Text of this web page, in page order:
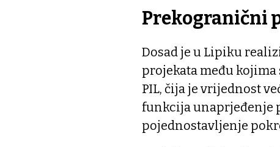
Prekogranični
Dosad je u Lipiku
projekata među
PIL, čija je vrijednost
funkcija unaprjeđenje
pojednostavljenje